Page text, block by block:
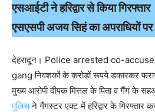
एसआईटी ने हरिद्वार से किया गिरफ्तार
एसएसपी अजय सिहं का अपराधियों पर
देहरादून। Police arrested co-
gang निवशकों के करोडों रूपये डकारकर
मुख्य आरोपी दीपक मित्तल के पिता व गैंग के
पुलिसने गैंगस्टर एक्ट में हरिद्वार के गिरफ्तार